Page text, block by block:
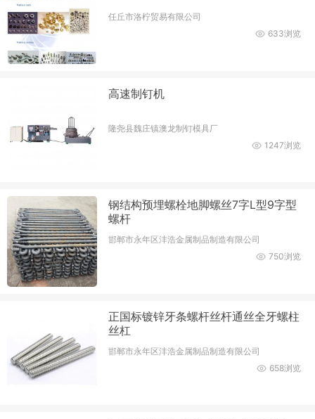
任丘市洛柠贸易有限公司
633浏览
高速制钉机
隆尧县魏庄镇澳龙制钉模具厂
1247浏览
钢结构预埋螺栓地脚螺丝7字L型9字型
螺杆
邯郸市永年区沣浩金属制品制造有限公司
750浏览
正国标镀锌牙条螺杆丝杆通丝全牙螺柱
丝杠
邯郸市永年区沣浩金属制品制造有限公司
658浏览